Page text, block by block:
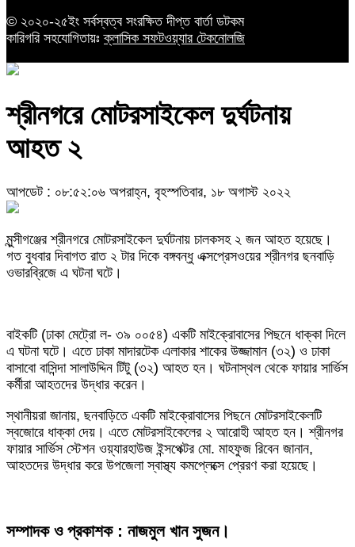
© ২০২০-২৫ইং সর্বস্বত্ব সংরক্ষিত দীপ্ত বার্তা ডটকম
কারিগরি সহযোগিতায়ঃক্লাসিক সফটওয়্যার টেকনোলজি
শ্রীনগরে মোটরসাইকেল দুর্ঘটনায়
আহত ২
আপডেট : ০৮:৫২:০৬ অপরাহ্ন, বৃহস্পতিবার, ১৮ অগাস্ট ২০২২
মুন্সীগঞ্জের শ্রীনগরে মোটরসাইকেল দুর্ঘটনায় চালকসহ ২ জন আহত হয়েছে।
গত বুধবার দিবাগত রাত ২ টার দিকে বঙ্গবন্ধু এক্সপ্রেসওয়ের শ্রীনগর ছনবাড়ি
ওভারব্রিজে এ ঘটনা ঘটে।
বাইকটি (ঢাকা মেট্রো ল- ৩৯ ০০৫৪) একটি মাইক্রোবাসের পিছনে ধাক্কা দিলে
এ ঘটনা ঘটে। এতে ঢাকা মাদারটেক এলাকার শাকের উজ্জামান (৩২) ও ঢাকা
বাসাবো বাসিন্দা সালাউদ্দিন টিটু (৩২) আহত হন। ঘটনাস্থল থেকে ফায়ার সার্ভিস
কর্মীরা আহতদের উদ্ধার করেন।
স্থানীয়রা জানায়, ছনবাড়িতে একটি মাইক্রোবাসের পিছনে মোটরসাইকেলটি
স্বজোরে ধাক্কা দেয়। এতে মোটরসাইকেলের ২ আরোহী আহত হন। শ্রীনগর
ফায়ার সার্ভিস স্টেশন ওয়্যারহাউজ ইন্সপেক্টর মো. মাহফুজ রিবেন জানান,
আহতদের উদ্ধার করে উপজেলা স্বাস্থ্য কমপ্লেক্সে প্রেরণ করা হয়েছে।
সম্পাদক ও প্রকাশক : নাজমুল খান সুজন।